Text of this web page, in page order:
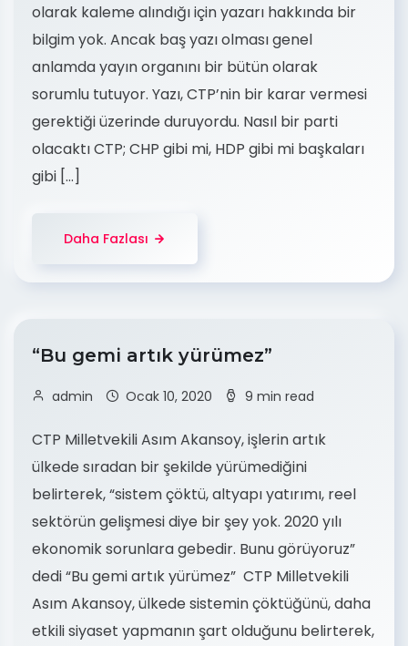
olarak kaleme alındığı için yazarı hakkında bir
bilgim yok. Ancak baş yazı olması genel
anlamda yayın organını bir bütün olarak
sorumlu tutuyor. Yazı, CTP’nin bir karar vermesi
gerektiği üzerinde duruyordu. Nasıl bir parti
olacaktı CTP; CHP gibi mi, HDP gibi mi başkaları
gibi […]
Daha Fazlası
“Bu gemi artık yürümez”
admin Ocak 10, 2020 9 min read
CTP Milletvekili Asım Akansoy, işlerin artık
ülkede sıradan bir şekilde yürümediğini
belirterek, “sistem çöktü, altyapı yatırımı, reel
sektörün gelişmesi diye bir şey yok. 2020 yılı
ekonomik sorunlara gebedir. Bunu görüyoruz”
dedi “Bu gemi artık yürümez” CTP Milletvekili
Asım Akansoy, ülkede sistemin çöktüğünü, daha
etkili siyaset yapmanın şart olduğunu belirterek,